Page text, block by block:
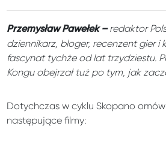
Przemysław Pawełek –redaktor
dziennikarz, bloger, recenzent gier i
fascynat tychże od lat trzydziestu.
Kongu obejrzał tuż po tym, jak
Dotychczas w cyklu Skopano
następujące filmy: